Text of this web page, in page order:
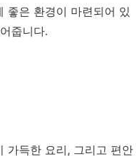
좋은 환경이 마련되어 있
줍니다.
가득한 요리, 그리고 편안